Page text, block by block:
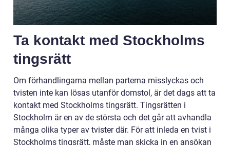
Ta kontakt med Stockholms
tingsrätt
Om förhandlingarna mellan parterna misslyckas och
tvisten inte kan lösas utanför domstol, är det dags att ta
kontakt med Stockholms tingsrätt. Tingsrätten i
Stockholm är en av de största och det går att avhandla
många olika typer av tvister där. För att inleda en tvist i
Stockholms tingsrätt, måste man skicka in en ansökan